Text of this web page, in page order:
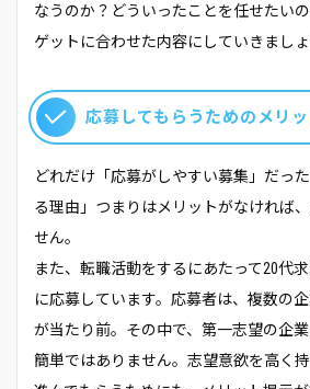
なうのか？どういったことを任せたい
ゲットに合わせた内容にしていきましょ
応募してもらうためのメリ
どれだけ「応募がしやすい募集」だっ
る理由」つまりはメリットがなければ
せん。
また、転職活動をするにあたって20代
に応募しています。応募者は、複数の
が当たり前。その中で、第一志望の企
簡単ではありません。志望意欲を高く